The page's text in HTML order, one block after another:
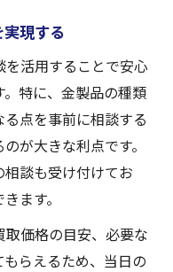
現する
活用することで安心
特に、金製品の種類
点を事前に相談する
が大きな利点です。
談も受け付けてお
ます。
価格の目安、必要な
らえるため、当日の